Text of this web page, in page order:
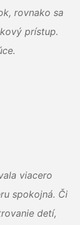
rovnako sa
prístup.
viacero
spokojná. Či
detí,